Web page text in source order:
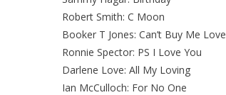
Robert Smith: C Moon
Booker T Jones: Can’t Buy Me Love
Ronnie Spector: PS I Love You
Darlene Love: All My Loving
Ian McCulloch: For No One